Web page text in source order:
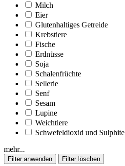
Milch
Eier
Glutenhaltiges Getreide
Krebstiere
Fische
Erdnüsse
Soja
Schalenfrüchte
Sellerie
Senf
Sesam
Lupine
Weichtiere
Schwefeldioxid und Sulphite
mehr...